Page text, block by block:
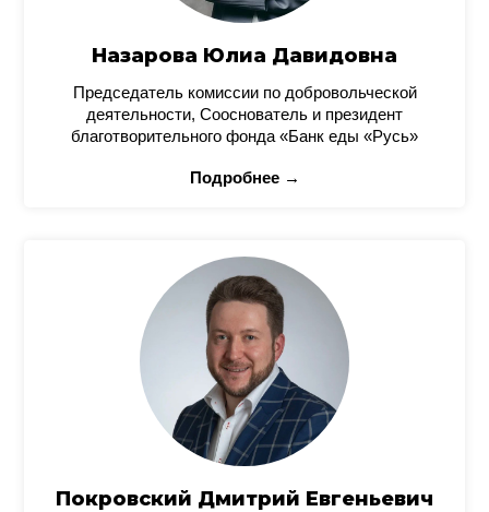
Назарова Юлиа Давидовна
Председатель комиссии по добровольческой
деятельности, Сооснователь и президент
благотворительного фонда «Банк еды «Русь»
Подробнее →
Покровский Дмитрий Евгеньевич